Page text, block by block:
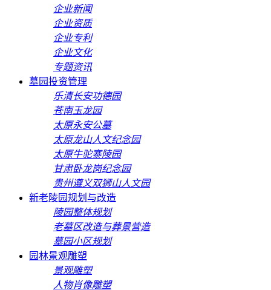
企业新闻
企业资质
企业专利
企业文化
专题资讯
墓园投资管理
乐清长安功德园
苍南玉龙园
太原永安公墓
太原龙山人文纪念园
太原牛驼寨陵园
甘肃卧龙岗纪念园
贵州遵义双狮山人文园
新老陵园规划与改造
陵园整体规划
老墓区改造与葬景营造
墓园小区规划
园林景观雕塑
景观雕塑
人物肖像雕塑